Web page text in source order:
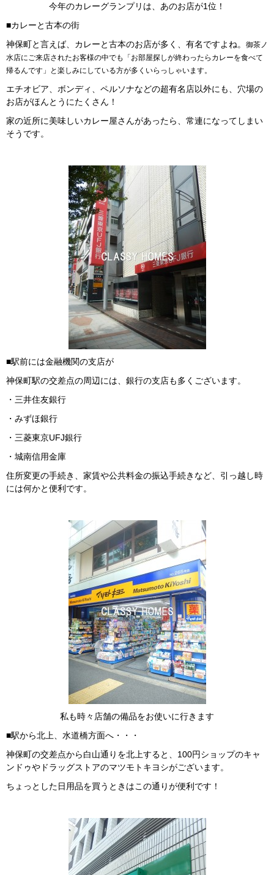
今年のカレーグランプリは、あのお店が1位！
■カレーと古本の街
神保町と言えば、カレーと古本のお店が多く、有名ですよね。 御茶ノ
水店にご来店されたお客様の中でも「お部屋探しが終わったらカレーを食べて
帰るんです」と楽しみにしている方が多くいらっしゃいます。
エチオビア、ボンディ、ペルソナなどの超有名店以外にも、穴場の
お店がほんとうにたくさん！
家の近所に美味しいカレー屋さんがあったら、常連になってしまい
そうです。
■駅前には金融機関の支店が
神保町駅の交差点の周辺には、銀行の支店も多くございます。
・三井住友銀行
・みずほ銀行
・三菱東京UFJ銀行
・城南信用金庫
住所変更の手続き、家賃や公共料金の振込手続きなど、引っ越し時
には何かと便利です。
私も時々店舗の備品をお使いに行きます
■駅から北上、水道橋方面へ・・・
神保町の交差点から白山通りを北上すると、100円ショップのキャ
ンドゥやドラッグストアのマツモトキヨシがございます。
ちょっとした日用品を買うときはこの通りが便利です！